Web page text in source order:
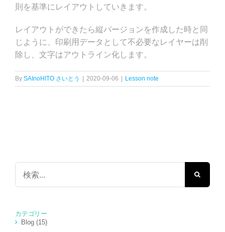
則を基準にレイアウトしていきます。
レイアウトができたら縦バージョンを作成した時と同
じように、印刷用データとして不必要なレイヤーは削
除し、文字はアウトライン化します。
By SAInoHITO さいとう 2020-09-06 Lesson note
検
…
カテゴリー
Blog (15)